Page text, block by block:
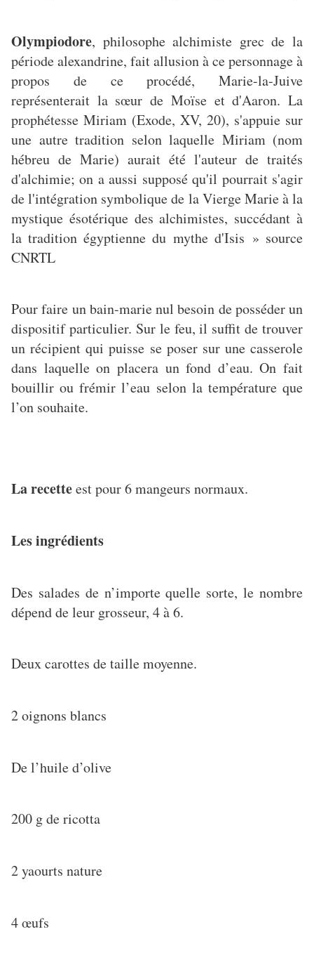
Olympiodore, philosophe alchimiste grec de la
période alexandrine, fait allusion à ce personnage à
propos de ce procédé, Marie-la-Juive
représenterait la sœur de Moïse et d'Aaron. La
prophétesse Miriam (Exode, XV, 20), s'appuie sur
une autre tradition selon laquelle Miriam (nom
hébreu de Marie) aurait été l'auteur de traités
d'alchimie; on a aussi supposé qu'il pourrait s'agir
de l'intégration symbolique de la Vierge Marie à la
mystique ésotérique des alchimistes, succédant à
la tradition égyptienne du mythe d'Isis » source
CNRTL
Pour faire un bain-marie nul besoin de posséder un
dispositif particulier. Sur le feu, il suffit de trouver
un récipient qui puisse se poser sur une casserole
dans laquelle on placera un fond d’eau. On fait
bouillir ou frémir l’eau selon la température que
l’on souhaite.
La recetteest pour 6 mangeurs normaux.
Les ingrédients
Des salades de n’importe quelle sorte, le nombre
dépend de leur grosseur, 4 à 6.
Deux carottes de taille moyenne.
2 oignons blancs
De l’huile d’olive
200 g de ricotta
2 yaourts nature
4 œufs